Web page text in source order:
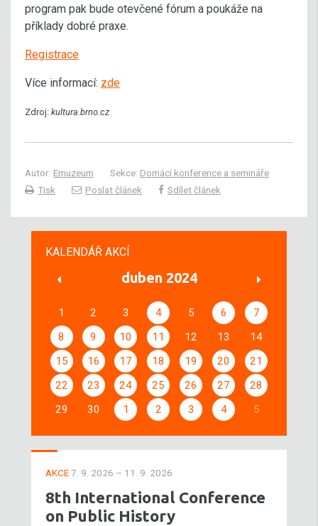
program pak bude otevčené fórum a poukáže na
příklady dobré praxe.
Registrace
Více informací: zde
Zdroj: kultura.brno.cz
Autor: Emuzeum Sekce: Domácí konference a semináře
Tisk
Poslat článek Sdílet článek
KALENDÁŘ AKCÍ
duben 2024
1 2 3 4 5 6
7
8
9 10 11 12 13
14
15
16 17 18 19 20
21
22
23 24 25 26 27
28
29
30 1 2 3 4 5
AKCE7. 9. 2026 – 11. 9. 2026
8th International Conference
on Public History